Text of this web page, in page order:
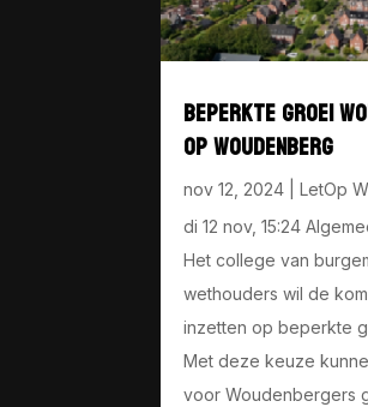
BEPERKTE GROEI
OP WOUDENBERG
nov 12, 2024 |LetOp
di 12 nov, 15:24
Het college van
wethouders wil de
inzetten op beperkte
Met deze keuze
voor Woudenbergers